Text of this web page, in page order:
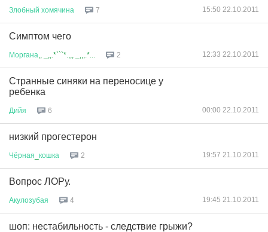
Злобный хомячина 7 15:50 22.10.2011
Симптом чего
Моргана ,, _,,.*```*.,,, _,,,.*... 2 12:33 22.10.2011
Странные синяки на переносице у
ребенка
Дийя 6 00:00 22.10.2011
низкий прогестерон
Чёрная кошка 2 19:57 21.10.2011
Вопрос ЛОРу.
Акулозубая 4 19:45 21.10.2011
шоп: нестабильность - следствие грыжи?